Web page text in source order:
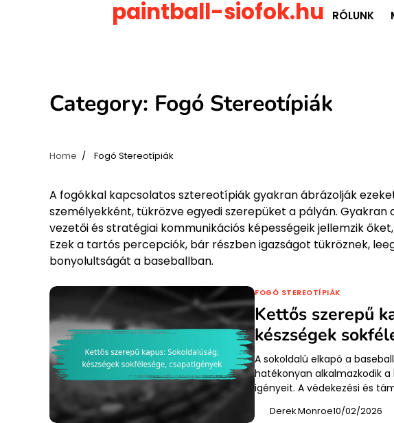
paintball-siofok.hu RÓLUNK
Category: Fogó Stereotípiák
Home Fogó Stereotípiák
A fogókkal kapcsolatos sztereotípiák gyakran ábrázolják
személyekként, tükrözve egyedi szerepüket a pályán.
vezetői és stratégiai kommunikációs képességeik jellemzik
Ezek a tartós percepciók, bár részben igazságot tükröznek,
bonyolultságát a baseballban.
FOGÓ STEREOTÍPIÁK
Kettős szerepű
készségek
A sokoldalú elkapó a
hatékonyan alkalmazkodik
igényeit. A védekezési és
Derek Monroe10/02/2026